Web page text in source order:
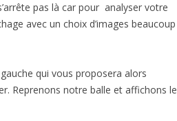
pas là car pour analyser votre
avec un choix d’images beaucoup
qui vous proposera alors
Reprenons notre balle et affichons le